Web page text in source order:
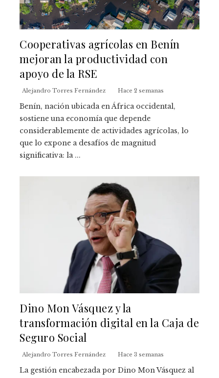
Cooperativas agrícolas en Benín
mejoran la productividad con
apoyo de la RSE
Alejandro Torres Fernández Hace 2 semanas
Benín, nación ubicada en África occidental,
sostiene una economía que depende
considerablemente de actividades agrícolas, lo
que lo expone a desafíos de magnitud
significativa: la ...
Dino Mon Vásquez y la
transformación digital en la Caja de
Seguro Social
Alejandro Torres Fernández Hace 3 semanas
La gestión encabezada por Dino Mon Vásquez al